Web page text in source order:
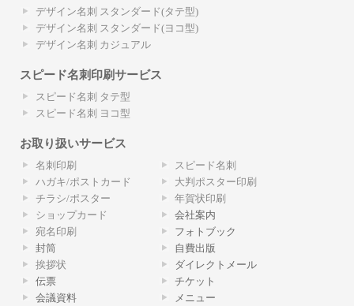
デザイン名刺 スタンダード(タテ型)
デザイン名刺 スタンダード(ヨコ型)
デザイン名刺 カジュアル
スピード名刺印刷サービス
スピード名刺 タテ型
スピード名刺 ヨコ型
お取り扱いサービス
名刺印刷
ハガキ/ポストカード
チラシ/ポスター
ショップカード
宛名印刷
封筒
挨拶状
伝票
会議資料
スピード名刺
大判ポスター印刷
年賀状印刷
会社案内
フォトブック
自費出版
ダイレクトメール
チケット
メニュー